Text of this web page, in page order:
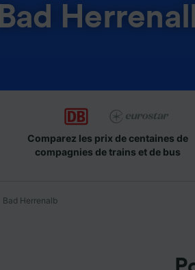
Comparez les prix de centaines de
compagnies de trains et de bus
Bad Herrenalb